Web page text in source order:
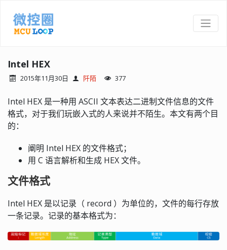
Intel HEX
2015年11月30日 阡陌 377
Intel HEX 是一种用 ASCII 文本表达二进制文件信息的文件
格式，对于我们玩嵌入式的人来说并不陌生。本文有两个目
的：
阐明 Intel HEX 的文件格式；
用 C 语言解析和生成 HEX 文件。
文件格式
Intel HEX 是以记录（ record ）为单位的，文件的每行存放
一条记录。记录的基本格式为：